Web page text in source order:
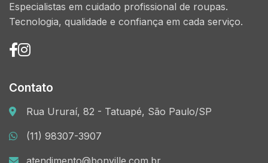
Especialistas em cuidado profissional de roupas.
Tecnologia, qualidade e confiança em cada serviço.
Contato
Rua Ururaí, 82 - Tatuapé, São Paulo/SP
(11) 98307-3907
atendimento@bonville.com.br